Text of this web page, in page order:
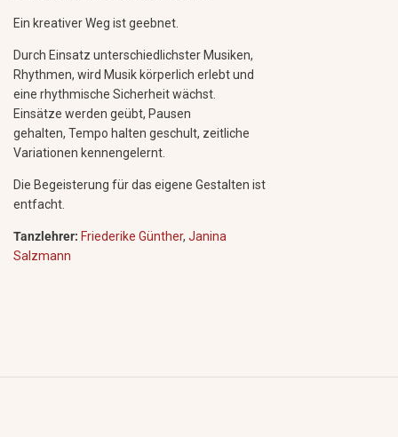
Ein kreativer Weg ist geebnet.
Durch Einsatz unterschiedlichster Musiken,
Rhythmen, wird Musik körperlich erlebt und
eine rhythmische Sicherheit wächst.
Einsätze werden geübt, Pausen
gehalten, Tempo halten geschult, zeitliche
Variationen kennengelernt.
Die Begeisterung für das eigene Gestalten ist
entfacht.
Tanzlehrer: Friederike Günther, Janina
Salzmann